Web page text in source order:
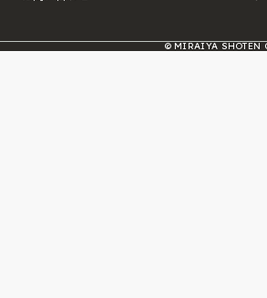
© MIRAIYA SHOTEN